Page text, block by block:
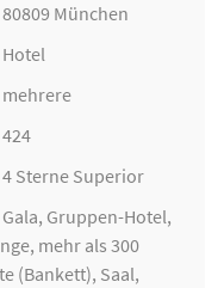
80809 München
Hotel
mehrere
424
4 Sterne Superior
Gala, Gruppen-Hotel,
mehr als 300
(Bankett), Saal,